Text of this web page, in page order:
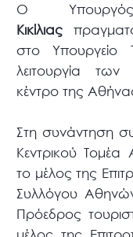
Ο
Κικίλιας
στο Υπουργείο
λειτουργία
κέντρο της
Στη συνάντηση
Κεντρικού
το μέλος της
Συλλόγου
Πρόεδρος